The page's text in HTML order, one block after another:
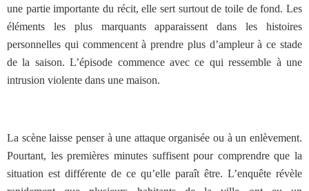
une partie importante du récit, elle sert surtout de toile de fond. Les
éléments les plus marquants apparaissent dans les histoires
personnelles qui commencent à prendre plus d’ampleur à ce stade
de la saison. L’épisode commence avec ce qui ressemble à une
intrusion violente dans une maison.
La scène laisse penser à une attaque organisée ou à un enlèvement.
Pourtant, les premières minutes suffisent pour comprendre que la
situation est différente de ce qu’elle paraît être. L’enquête révèle